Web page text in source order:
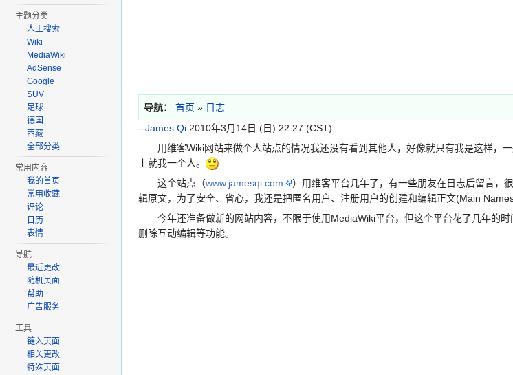
导航： 首页 » 日志
--James Qi 2010年3月14日 (日) 22:27 (CST)
用维客Wiki网站来做个人站点的情况我还没有看到其他人，好像就只有我是这样，
上就我一个人。
这个站点（www.jamesqi.com
）用维客平台几年了，有一些朋友在日志后留言，
辑原文，为了安全、省心，我还是把匿名用户、注册用户的创建和编辑正文(Main
今年还准备做新的网站内容，不限于使用MediaWiki平台，但这个平台花了几年的
删除互动编辑等功能。
主题分类
人工搜索
Wiki
MediaWiki
AdSense
Google
SUV
足球
德国
西藏
全部分类
常用内容
我的首页
常用收藏
评论
日历
表情
导航
最近更改
随机页面
帮助
广告服务
工具
链入页面
相关更改
特殊页面